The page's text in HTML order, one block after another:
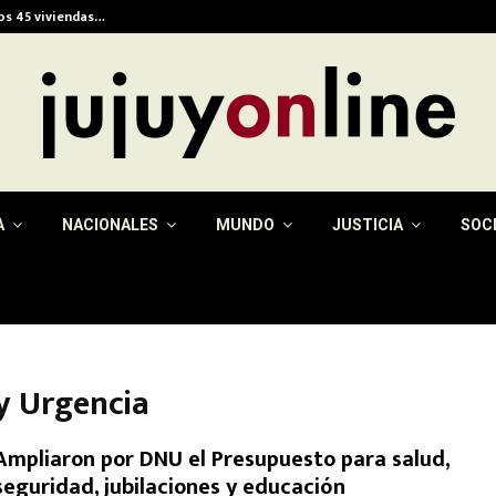
45 viviendas…
NACIONALES MUNDO JUSTICIA
Urgencia
por DNU el Presupuesto para salud,
jubilaciones y educación